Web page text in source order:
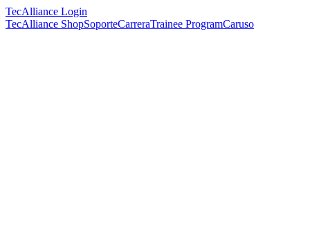
TecAlliance Login
TecAlliance ShopSoporteCarreraTrainee ProgramCaruso